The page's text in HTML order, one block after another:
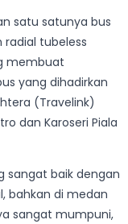
satu satunya bus
tubeless
membuat
yang dihadirkan
(Travelink)
dan Karoseri Piala
sangat baik dengan
bahkan di medan
sangat mumpuni,